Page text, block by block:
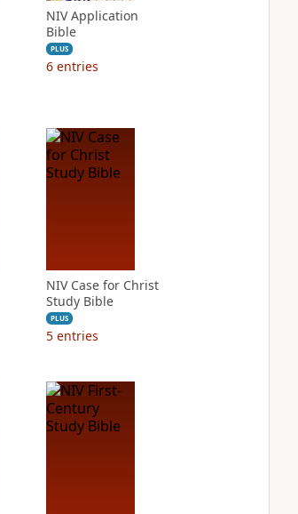
NIV Application
Bible
PLUS
6 entries
NIV Case for Christ
Study Bible
PLUS
5 entries